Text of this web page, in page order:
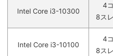
Intel Core i3-10300
4
8ス
Intel Core i3-10100
4
8ス